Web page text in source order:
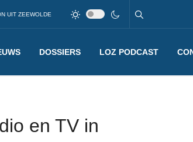
UIT ZEEWOLDE
DOSSIERS LOZ PODCAST
en TV in